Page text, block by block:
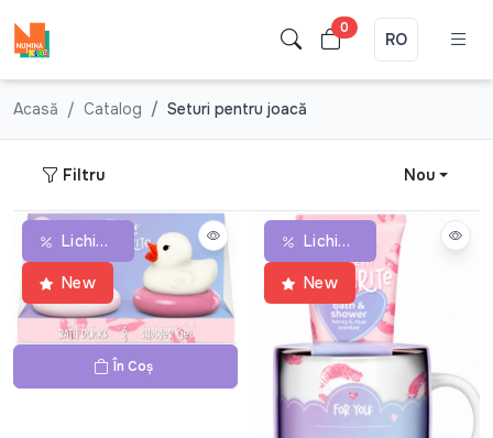
0
RO
Acasă Catalog Seturi pentru joacă
Filtru Nou
Lichidare De Stoc
New
În Coș
Lichidare De Stoc
New